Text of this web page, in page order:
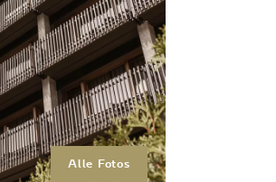
Alle Fotos